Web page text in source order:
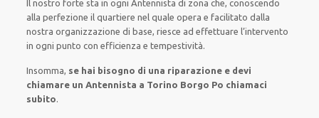
Il nostro forte sta in ogni Antennista di zona che, conoscendo
alla perfezione il quartiere nel quale opera efacilitato dalla
nostra organizzazione di base, riesce ad effettuare l’intervento
in ogni punto con efficienza e tempestività.
Insomma, se hai bisogno di una riparazione e devi
chiamare un Antennista a Torino Borgo Po chiamaci
subito.